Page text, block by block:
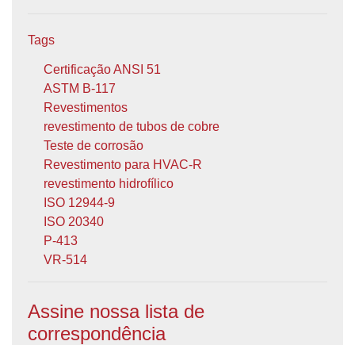
Tags
Certificação ANSI 51
ASTM B-117
Revestimentos
revestimento de tubos de cobre
Teste de corrosão
Revestimento para HVAC-R
revestimento hidrofílico
ISO 12944-9
ISO 20340
P-413
VR-514
Assine nossa lista de
correspondência